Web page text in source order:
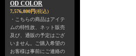
OD COLOR
7,576,800円(税込)
・こちらの商品はアイテ
ムの特性故、ネット販売
及び、通販の予定はござ
いません。ご購入希望の
お客様は事前にご連絡の